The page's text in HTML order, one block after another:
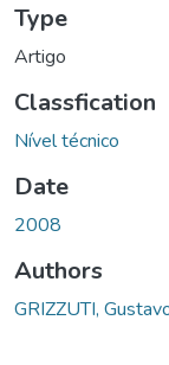
Type
Artigo
Classfication
Nível técnico
Date
2008
Authors
GRIZZUTI,